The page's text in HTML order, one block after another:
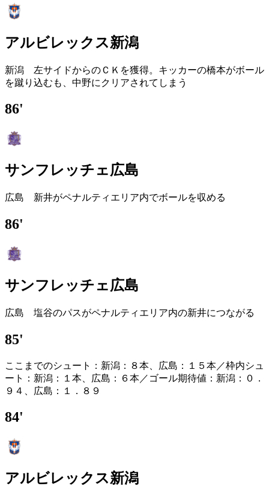
アルビレックス新潟
新潟 左サイドからのＣＫを獲得。キッカーの橋本がボール
を蹴り込むも、中野にクリアされてしまう
86'
サンフレッチェ広島
広島 新井がペナルティエリア内でボールを収める
86'
サンフレッチェ広島
広島 塩谷のパスがペナルティエリア内の新井につながる
85'
ここまでのシュート：新潟：８本、広島：１５本／枠内シュ
ート：新潟：１本、広島：６本／ゴール期待値：新潟：０．
９４、広島：１．８９
84'
アルビレックス新潟